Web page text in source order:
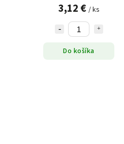
3,12 € / ks
Do košíka